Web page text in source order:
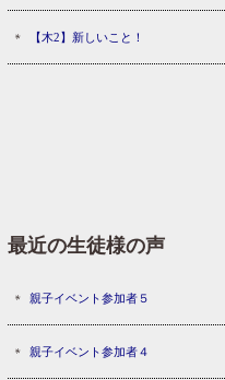
【木2】新しいこと！
最近の生徒様の声
親子イベント参加者５
親子イベント参加者４